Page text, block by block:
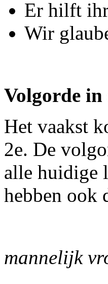
Er hilft
Wir
Volgorde in
Het vaakst
2e. De
alle huidige
hebben ook
mannelijk